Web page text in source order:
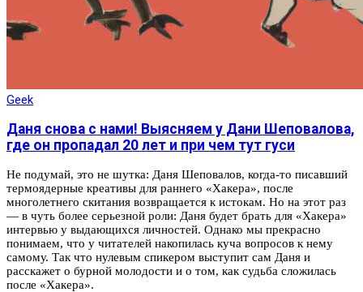
Geek
Даня снова с нами! Выясняем у Дани Шеповалова,
где он пропадал 20 лет и при чем тут гуси
Не подумай, это не шутка: Даня Шеповалов, когда-то писавший
термоядерные креативы для раннего «Хакера», после
многолетнего скитания возвращается к истокам. Но на этот раз
— в чуть более серьезной роли: Даня будет брать для «Хакера»
интервью у выдающихся личностей. Однако мы прекрасно
понимаем, что у читателей накопилась куча вопросов к нему
самому. Так что нулевым спикером выступит сам Даня и
расскажет о бурной молодости и о том, как судьба сложилась
после «Хакера».